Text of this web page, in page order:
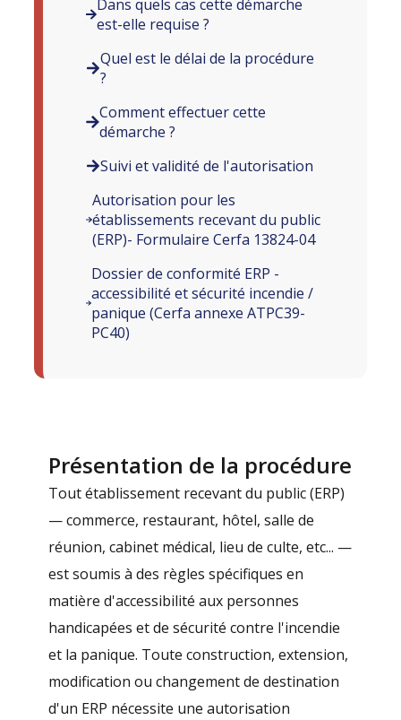
Dans quels cas cette démarche
est-elle requise ?
Quel est le délai de la procédure
?
Comment effectuer cette
démarche ?
Suivi et validité de l'autorisation
Autorisation pour les
établissements recevant du public
(ERP)- Formulaire Cerfa 13824-04
Dossier de conformité ERP -
accessibilité et sécurité incendie /
panique (Cerfa annexe ATPC39-
PC40)
Présentation de la procédure
Tout établissement recevant du public (ERP)
— commerce, restaurant, hôtel, salle de
réunion, cabinet médical, lieu de culte, etc... —
est soumis à des règles spécifiques en
matière d'accessibilité aux personnes
handicapées et de sécurité contre l'incendie
et la panique. Toute construction, extension,
modification ou changement de destination
d'un ERP nécessite une autorisation